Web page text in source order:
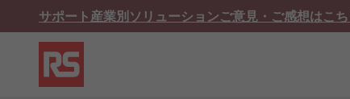
サポート産業別ソリューションご意見・ご感想はこ